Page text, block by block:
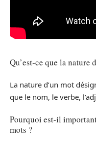
Qu’est-ce que la nature
La nature d’un mot
que le nom, le verbe,
Pourquoi est-il
mots ?